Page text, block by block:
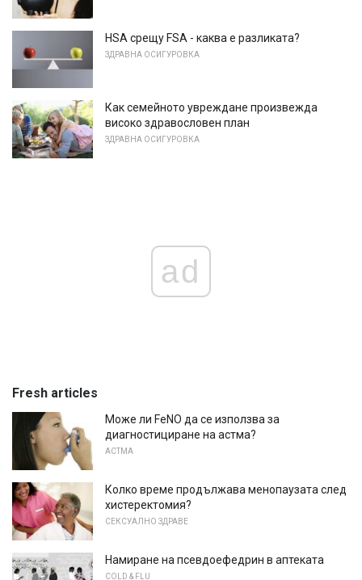
HSA срещу FSA - каква е разликата?
ЗДРАВНА ОСИГУРОВКА
Как семейното увреждане произвежда
високо здравословен план
ЗДРАВНА ОСИГУРОВКА
ad
Fresh articles
Може ли FeNO да се използва за
диагностициране на астма?
АСТМА
Колко време продължава менопаузата след
хистеректомия?
СЕКСУАЛНО ЗДРАВЕ
Намиране на псевдоефедрин в аптеката
COLD & FLU